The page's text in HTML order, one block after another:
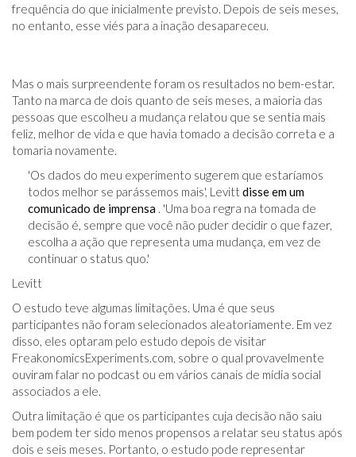
frequência do que inicialmente previsto. Depois de seis meses,
no entanto, esse viés para a inação desapareceu.
Mas o mais surpreendente foram os resultados no bem-estar.
Tanto na marca de dois quanto de seis meses, a maioria das
pessoas que escolheu a mudança relatou que se sentia mais
feliz, melhor de vida e que havia tomado a decisão correta e a
tomaria novamente.
'Os dados do meu experimento sugerem que estaríamos
todos melhor se parássemos mais', Levittdisse em um
comunicado de imprensa . 'Uma boa regra na tomada de
decisão é, sempre que você não puder decidir o que fazer,
escolha a ação que representa uma mudança, em vez de
continuar o status quo.'
Levitt
O estudo teve algumas limitações. Uma é que seus
participantes não foram selecionados aleatoriamente. Em vez
disso, eles optaram pelo estudo depois de visitar
FreakonomicsExperiments.com, sobre o qual provavelmente
ouviram falar no podcast ou em vários canais de mídia social
associados a ele.
Outra limitação é que os participantes cuja decisão não saiu
bem podem ter sido menos propensos a relatar seu status após
dois e seis meses. Portanto, o estudo pode representar